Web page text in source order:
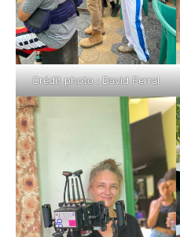
Crédit photo : David Ferral